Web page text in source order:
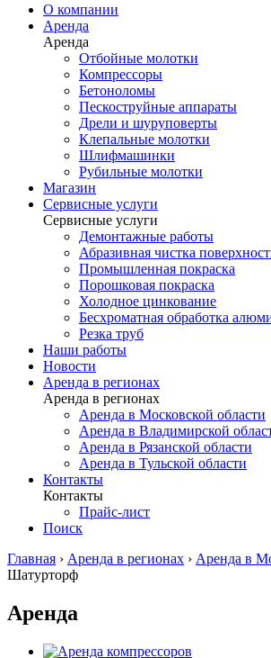
О компании
Аренда
Аренда
Отбойные молотки
Компрессоры
Бетоноломы
Пескоструйные аппараты
Дрели и шуруповерты
Клепальные молотки
Шлифмашинки
Рубильные молотки
Магазин
Сервисные услуги
Сервисные услуги
Демонтажные работы
Абразивная чистка
Промышленная покраска
Порошковая покраска
Холодное цинкование
Бесхроматная обработка
Резка труб
Наши работы
Новости
Аренда в регионах
Аренда в регионах
Аренда в Московской области
Аренда в Владимирской
Аренда в Рязанской области
Аренда в Тульской области
Контакты
Контакты
Прайс-лист
Поиск
Главная › Аренда в регионах › Аренда в
Шатурторф
Аренда